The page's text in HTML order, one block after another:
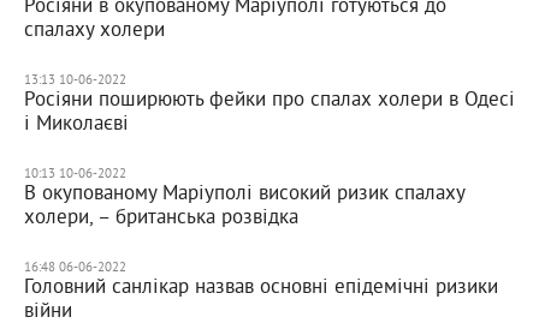
спалаху холери
13:13 10-06-2022
Росіяни поширюють фейки про спалах холери в Одесі
і Миколаєві
10:13 10-06-2022
В окупованому Маріуполі високий ризик спалаху
холери, – британська розвідка
16:48 06-06-2022
Головний санлікар назвав основні епідемічні ризики
війни